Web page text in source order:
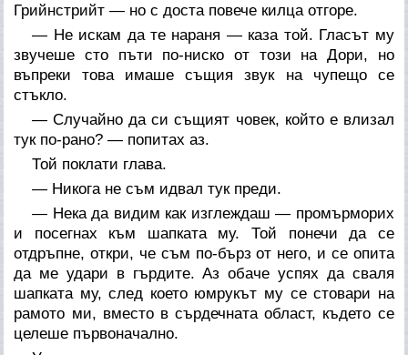
Грийнстрийт — но с доста повече килца отгоре.
— Не искам да те нараня — каза той. Гласът му
звучеше сто пъти по-ниско от този на Дори, но
въпреки това имаше същия звук на чупещо се
стъкло.
— Случайно да си същият човек, който е влизал
тук по-рано? — попитах аз.
Той поклати глава.
— Никога не съм идвал тук преди.
— Нека да видим как изглеждаш — промърморих
и посегнах към шапката му. Той понечи да се
отдръпне, откри, че съм по-бърз от него, и се опита
да ме удари в гърдите. Аз обаче успях да сваля
шапката му, след което юмрукът му се стовари на
рамото ми, вместо в сърдечната област, където се
целеше първоначално.